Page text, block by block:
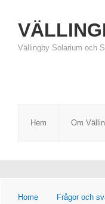
Vällingby Solarium och
Hem Om
Home Frågor och